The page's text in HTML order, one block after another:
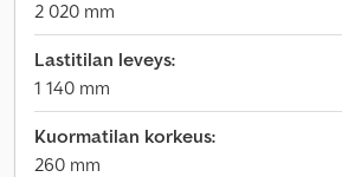
2 020 mm
Lastitilan leveys:
1 140 mm
Kuormatilan korkeus:
260 mm